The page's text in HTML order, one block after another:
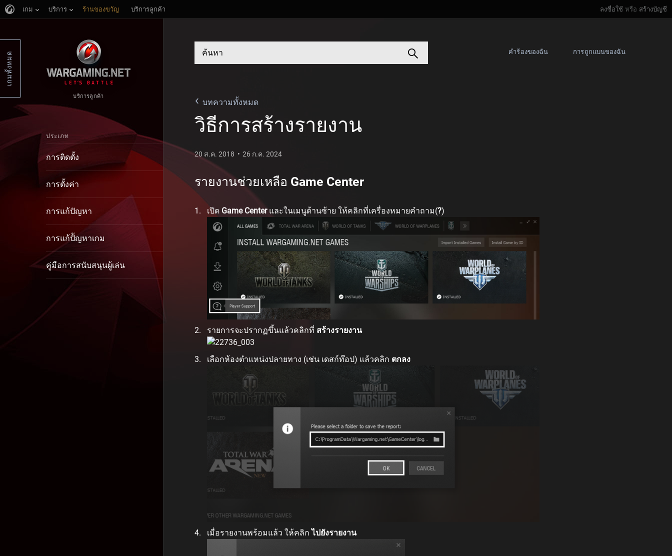
ลงชื่อใช้ หรือ สร้างบัญชี
เกม บริการ ร้านของขวัญ บริการลูกค้า
เกมทั้งหมด
บริการลูกค้า
ประเภท
การติดตั้ง
การตั้งค่า
การแก้ปัญหา
การแก้ปััญหาเกม
คู่มือการสนับสนุนผู้เล่น
คำร้องของฉัน การถูกแบนของฉัน
บทความทั้งหมด
วิธีการสร้างรายงาน
20 ส.ค. 2018 26 ก.ค. 2024
รายงานช่วยเหลือ Game Center
เปิด Game Center และในเมนูด้านซ้าย ให้คลิกที่เครื่องหมายคำถาม(?)
รายการจะปรากฏขึ้นแล้วคลิกที่ สร้างรายงาน
เลือกห้องตำแหน่งปลายทาง (เช่น เดสก์ท๊อป) แล้วคลิก ตกลง
เมื่อรายงานพร้อมแล้ว ให้คลิกไปยังรายงาน